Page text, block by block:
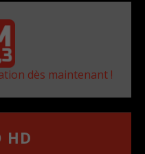
dès maintenant !
HD